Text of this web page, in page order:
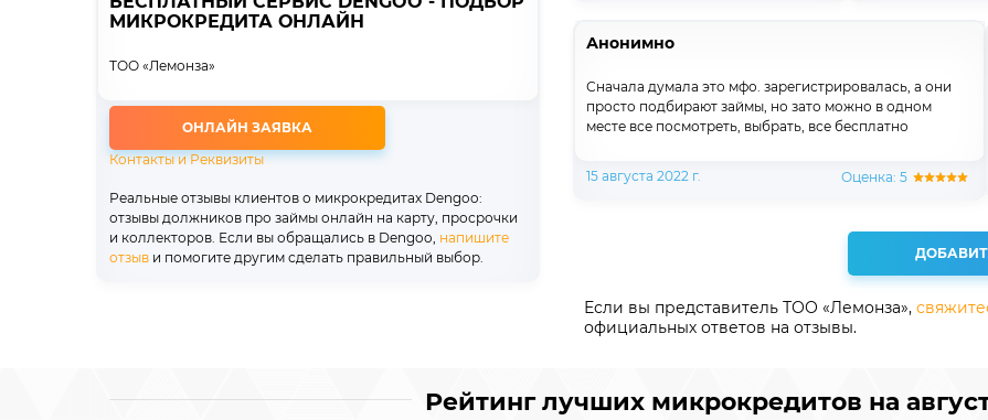
МИКРОКРЕДИТА ОНЛАЙН
ТОО «Лемонза»
ОНЛАЙН ЗАЯВКА
Контакты и Реквизиты
Реальные отзывы клиентов о микрокредитах Dengoo:
отзывы должников про займы онлайн на карту, просрочки
и коллекторов. Если вы обращались в Dengoo, напишите
отзыв и помогите другим сделать правильный выбор.
Анонимно
Сначала думала это мфо. зарегистрировалась, а они
просто подбирают займы, но зато можно в одном
месте все посмотреть, выбрать, все бесплатно
15 августа 2022 г. Оценка: 5
Если вы представитель ТОО «Лемонза»,
официальных ответов на отзывы.
Рейтинг лучших микрокредитов на